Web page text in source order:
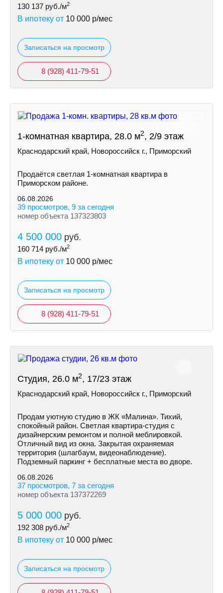
130 137 руб./м2
В ипотеку от 10 000 р/мес
Записаться на просмотр
8 (928) 411-79-51
1-комнатная квартира, 28.0 м2, 2/9 этаж
Краснодарский край, Новороссийск г., Приморский
Продаётся светлая 1-комнатная квартира в
Приморском районе.
06.08.2026
39 просмотров, 9 за сегодня
номер объекта 137323803
4 500 000 руб.
160 714 руб./м2
В ипотеку от 10 000 р/мес
Записаться на просмотр
8 (928) 411-79-51
Студия, 26.0 м2, 17/23 этаж
Краснодарский край, Новороссийск г., Приморский
Продам уютную студию в ЖК «Малина». Тихий,
спокойный район. Светлая квартира-студия с
дизайнерским ремонтом и полной меблировкой.
Отличный вид из окна. Закрытая охраняемая
территория (шлагбаум, видеонаблюдение).
Подземный паркинг + бесплатные места во дворе.
06.08.2026
37 просмотров, 7 за сегодня
номер объекта 137372269
5 000 000 руб.
192 308 руб./м2
В ипотеку от 10 000 р/мес
Записаться на просмотр